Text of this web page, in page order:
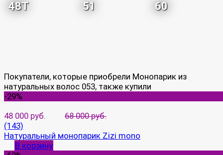
48T 51 60
Покупатели, которые приобрели Монопарик из
натуральных волос 053, также купили
-29%
48 000 руб.
68 000 руб.
(143)
Натуральный монопарик Zizi mono
В корзину